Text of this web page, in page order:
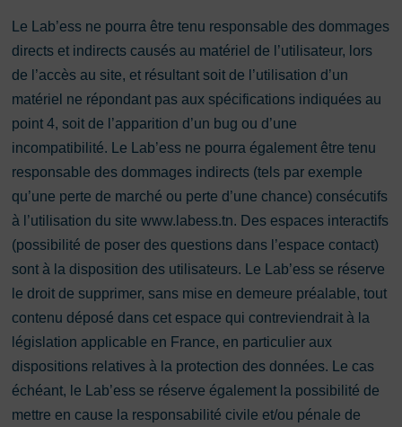
Le Lab’ess ne pourra être tenu responsable des dommages
directs et indirects causés au matériel de l’utilisateur, lors
de l’accès au site, et résultant soit de l’utilisation d’un
matériel ne répondant pas aux spécifications indiquées au
point 4, soit de l’apparition d’un bug ou d’une
incompatibilité. Le Lab’ess ne pourra également être tenu
responsable des dommages indirects (tels par exemple
qu’une perte de marché ou perte d’une chance) consécutifs
à l’utilisation du site www.labess.tn. Des espaces interactifs
(possibilité de poser des questions dans l’espace contact)
sont à la disposition des utilisateurs. Le Lab’ess se réserve
le droit de supprimer, sans mise en demeure préalable, tout
contenu déposé dans cet espace qui contreviendrait à la
législation applicable en France, en particulier aux
dispositions relatives à la protection des données. Le cas
échéant, le Lab’ess se réserve également la possibilité de
mettre en cause la responsabilité civile et/ou pénale de